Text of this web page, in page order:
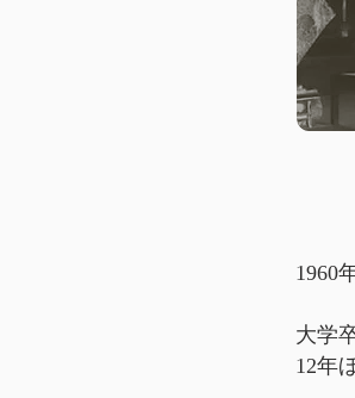
1960
大学
12年